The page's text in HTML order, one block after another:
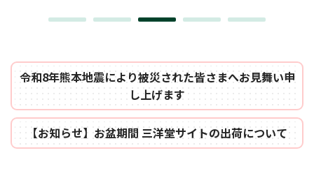
令和8年熊本地震により被災された皆さまへお見舞い申
し上げます
【お知らせ】お盆期間 三洋堂サイトの出荷について